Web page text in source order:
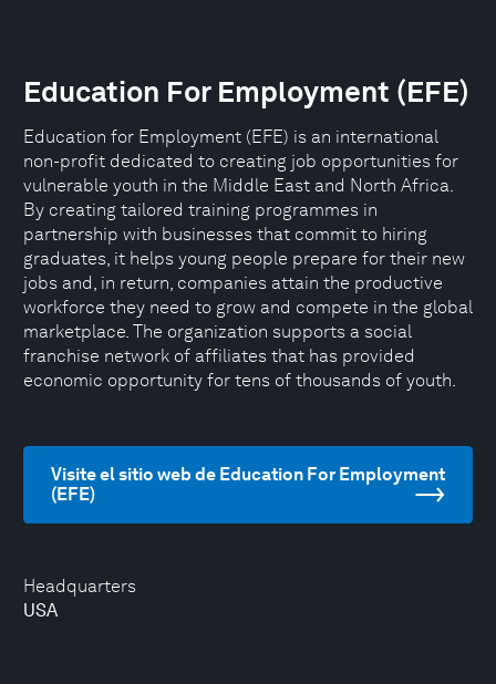
Headquarters
USA
Education For Employment (EFE)
Education for Employment (EFE) is an international
non-profit dedicated to creating job opportunities for
vulnerable youth in the Middle East and North Africa.
By creating tailored training programmes in
partnership with businesses that commit to hiring
graduates, it helps young people prepare for their new
jobs and, in return, companies attain the productive
workforce they need to grow and compete in the global
marketplace. The organization supports a social
franchise network of affiliates that has provided
economic opportunity for tens of thousands of youth.
Visite el sitio web de Education For Employment
(EFE)